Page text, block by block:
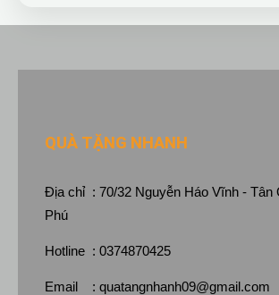
QUÀ TẶNG NHANH
Địa chỉ : 70/32 Nguyễn Háo Vĩnh - Tân
Phú
Hotline : 0374870425
Email : quatangnhanh09@gmail.com